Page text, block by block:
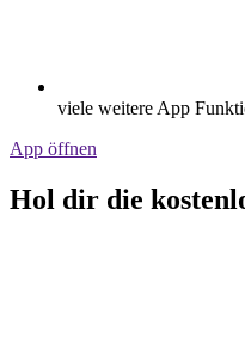
viele weitere App
App öffnen
Hol dir die